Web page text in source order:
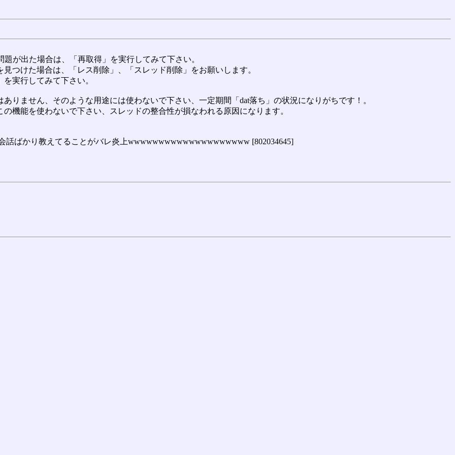
が出た場合は、「再取得」を実行してみて下さい。
つけた場合は、「レス削除」、「スレッド削除」をお願いします。
実行してみて下さい。
りません、そのような用途には使わないで下さい、一定期間「dat落ち」の状況になりがちです！。
機能を使わないで下さい、スレッドの整合性が損なわれる原因になります。
ばかり教えてることがバレ炎上wwwwwwwwwwwwwwwwwwww [802034645]